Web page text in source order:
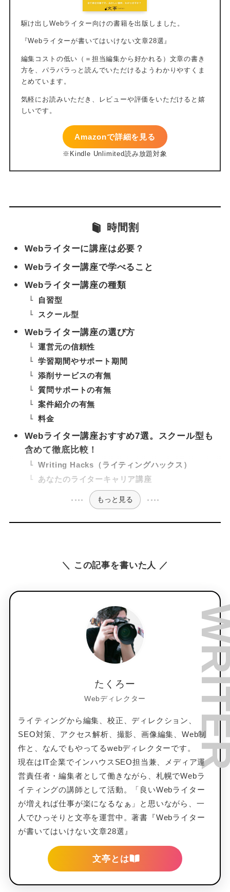
Amazonで詳細を見る
時間割
Webライターに講座は必要？
Webライター講座で学べること
Webライター講座の種類
自習型
スクール型
Webライター講座の選び方
運営元の信頼性
学習期間やサポート期間
添削サービスの有無
質問サポートの有無
案件紹介の有無
料金
Webライター講座おすすめ7選。スクール型も
含めて徹底比較！
Writing Hacks（ライティングハックス）
あなたのライターキャリア講座
もっと見る
＼ この記事を書いた人 ／
たくろー
Webディレクター
ライティングから編集、校正、ディレクション、
SEO対策、アクセス解析、撮影、画像編集、Web制
作と、なんでもやってるwebディレクターです。
現在はIT企業でインハウスSEO担当兼、メディア運
営責任者・編集者として働きながら、札幌でWebラ
イティングの講師として活動。「良いWebライター
が増えれば仕事が楽になるなぁ」と思いながら、一
人でひっそりと文亭を運営中。著書『Webライター
が書いてはいけない文章28選』
文亭とは